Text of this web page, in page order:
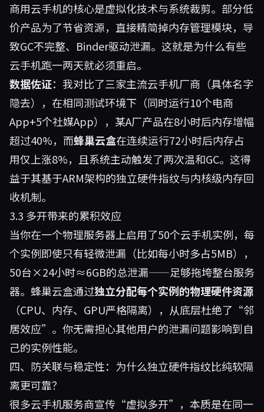
商用云手机的核心是虚拟化技术与系统裁剪。部分低
价产品为了节省资源，直接精简掉内存管理模块，导
致GC不完整、Binder驱动泄漏。这就是为什么有些
云手机跑一两天就必须重启。
数据佐证：我对比了三家主流云手机厂商（具体名字
隐去），在相同测试环境下（同时运行10个电商
App+5个社媒App），某A厂产品在8小时后内存增幅
超过40%，而蜂巢云盒在连续运行72小时后内存占
用仅上涨8%，且系统主动触发了两次温和GC。这得
益于其基于ARM架构的独立硬件指纹与内核级内存回
收机制。
3.3 多开带来的累积效应
当你在一个物理服务器上启用了50个云手机实例，每
个实例即使只有轻微泄漏（比如每小时多占5MB），
50台×24小时≈6GB的总泄漏——足够拖垮整台服务
器。蜂巢云盒通过独立分配每个实例的物理硬件资源
（CPU、内存、GPU严格隔离），从底层杜绝了“邻
居效应”。你无需担心其他用户的泄漏问题影响到自
己的实例性能。
四、防关联与稳定性：为什么独立硬件指纹比纯软隔
离更可靠？
很多云手机服务商宣传“虚拟多开”，本质是在同一